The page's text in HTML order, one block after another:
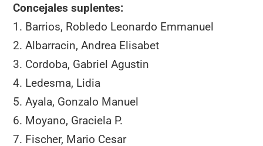
Concejales suplentes:
1. Barrios, Robledo Leonardo Emmanuel
2. Albarracin, Andrea Elisabet
3. Cordoba, Gabriel Agustin
4. Ledesma, Lidia
5. Ayala, Gonzalo Manuel
6. Moyano, Graciela P.
7. Fischer, Mario Cesar